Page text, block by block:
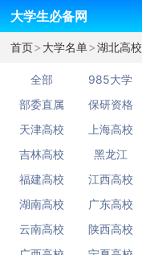
大学生必备网
首页>大学名单>湖北高校
全部 985大学
部委直属
保研资格
天津高校
上海高校
吉林高校
黑龙江
福建高校
江西高校
湖南高校
广东高校
云南高校
陕西高校